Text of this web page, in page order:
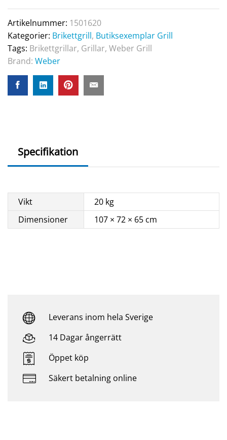
Artikelnummer: 1501620
Kategorier: Brikettgrill, Butiksexemplar Grill
Tags: Brikettgrillar, Grillar, Weber Grill
Brand: Weber
Specifikation
Vikt
20 kg
Dimensioner
107 × 72 × 65 cm
Leverans inom hela Sverige
14 Dagar ångerrätt
Öppet köp
Säkert betalning online